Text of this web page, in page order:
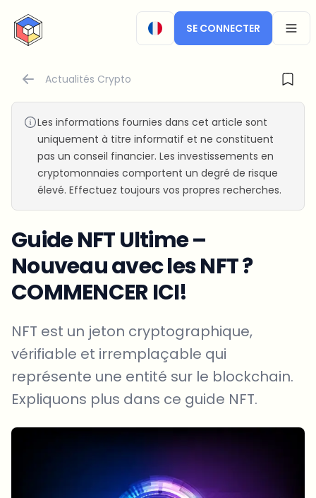
CryptoTicker
SE CONNECTER
Actualités Crypto
Les informations fournies dans cet article sont
uniquement à titre informatif et ne constituent
pas un conseil financier. Les investissements en
cryptomonnaies comportent un degré de risque
élevé. Effectuez toujours vos propres recherches.
Guide NFT Ultime –
Nouveau avec les NFT ?
COMMENCER ICI!
NFT est un jeton cryptographique,
vérifiable et irremplaçable qui
représente une entité sur le blockchain.
Expliquons plus dans ce guide NFT.